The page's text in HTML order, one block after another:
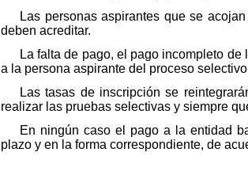
Las personas aspirantes que se
deben acreditar.
La falta de pago, el pago incompleto
a la persona aspirante del proceso
Las tasas de inscripción se
realizar las pruebas selectivas y siempre
En ningún caso el pago a la entidad
plazo y en la forma correspondiente, de